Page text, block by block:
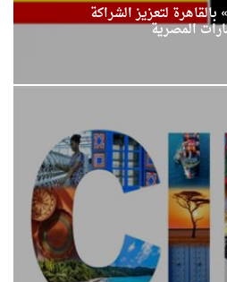
لتعزيز الشراكة
المصرية